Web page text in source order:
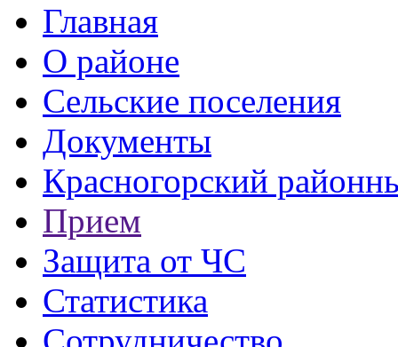
Главная
О районе
Сельские поселения
Документы
Красногорский
Прием
Защита от ЧС
Статистика